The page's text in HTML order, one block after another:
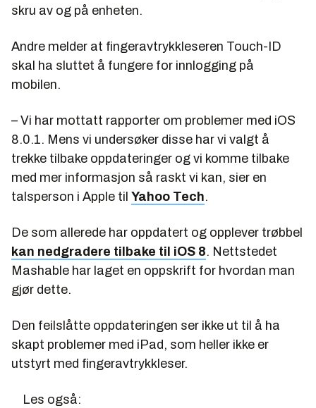
skru av og på enheten.
Andre melder at fingeravtrykkleseren Touch-ID
skal ha sluttet å fungere for innlogging på
mobilen.
– Vi har mottatt rapporter om problemer med iOS
8.0.1. Mens vi undersøker disse har vi valgt å
trekke tilbake oppdateringer og vi komme tilbake
med mer informasjon så raskt vi kan, sier en
talsperson i Apple til Yahoo Tech.
De som allerede har oppdatert og opplever trøbbel
kan nedgradere tilbake til iOS 8. Nettstedet
Mashable har laget en oppskrift for hvordan man
gjør dette.
Den feilslåtte oppdateringen ser ikke ut til å ha
skapt problemer med iPad, som heller ikke er
utstyrt med fingeravtrykkleser.
Les også: